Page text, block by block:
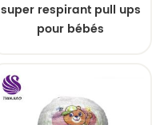
super respirant pull ups
pour bébés